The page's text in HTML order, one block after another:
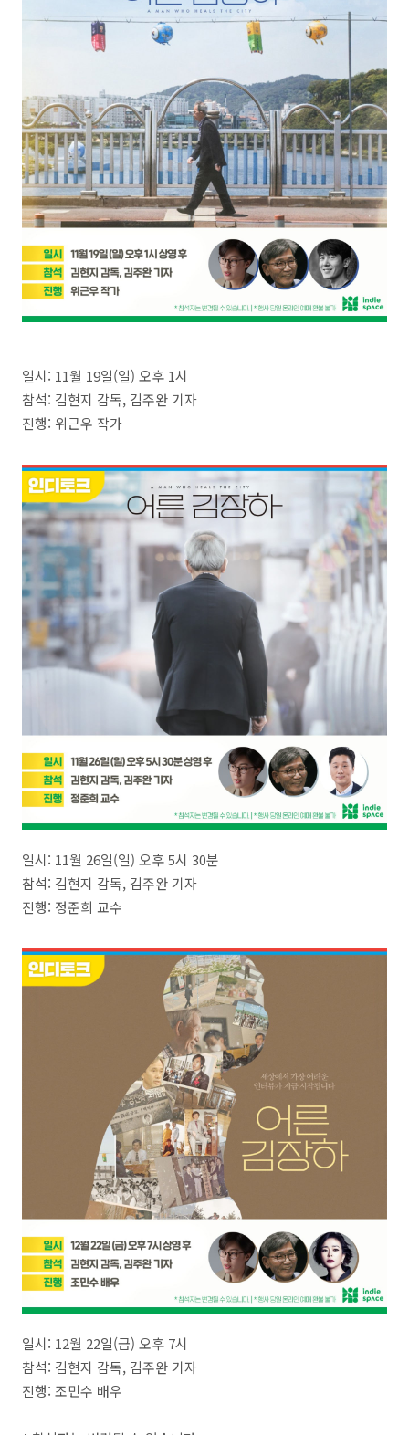
일시: 11월 19일(일) 오후 1시
참석: 김현지 감독, 김주완 기자
진행: 위근우 작가
일시: 11월 26일(일) 오후 5시 30분
참석: 김현지 감독, 김주완 기자
진행: 정준희 교수
일시: 12월 22일(금) 오후 7시
참석: 김현지 감독, 김주완 기자
진행: 조민수 배우